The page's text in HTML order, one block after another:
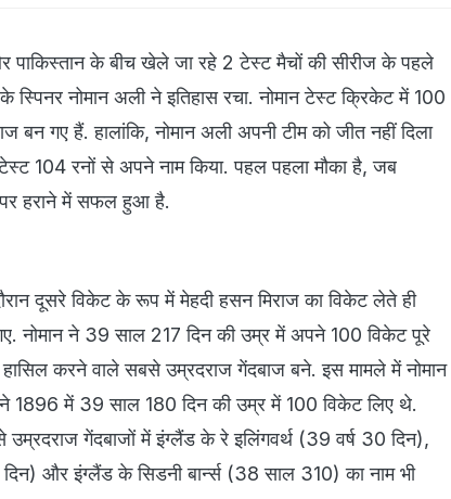
पाकिस्तान के बीच खेले जा रहे 2 टेस्ट मैचों की सीरीज के पहले
स्पिनर नोमान अली ने इतिहास रचा. नोमान टेस्ट क्रिकेट में 100
गए हैं. हालांकि, नोमान अली अपनी टीम को जीत नहीं दिला
टेस्ट 104 रनों से अपने नाम किया. पहल पहला मौका है, जब
पर हराने में सफल हुआ है.
दूसरे विकेट के रूप में मेहदी हसन मिराज का विकेट लेते ही
नोमान ने 39 साल 217 दिन की उम्र में अपने 100 विकेट पूरे
करने वाले सबसे उम्रदराज गेंदबाज बने. इस मामले में नोमान
ने 1896 में 39 साल 180 दिन की उम्र में 100 विकेट लिए थे.
गेंदबाजों में इंग्लैंड के रे इलिंगवर्थ (39 वर्ष 30 दिन),
और इंग्लैंड के सिडनी बार्न्स (38 साल 310) का नाम भी